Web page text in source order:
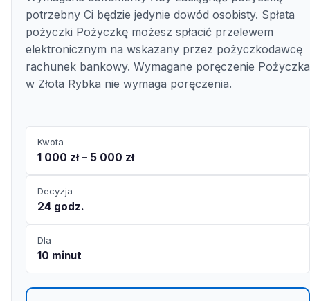
potrzebny Ci będzie jedynie dowód osobisty. Spłata
pożyczki Pożyczkę możesz spłacić przelewem
elektronicznym na wskazany przez pożyczkodawcę
rachunek bankowy. Wymagane poręczenie Pożyczka
w Złota Rybka nie wymaga poręczenia.
Kwota
1 000 zł – 5 000 zł
Decyzja
24 godz.
Dla
10 minut